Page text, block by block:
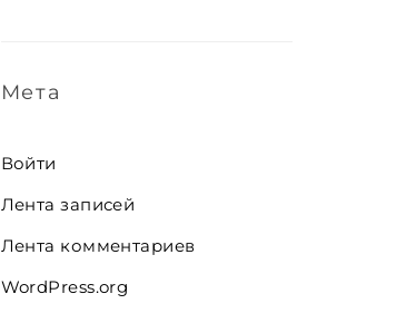
Мета
Войти
Лента записей
Лента комментариев
WordPress.org